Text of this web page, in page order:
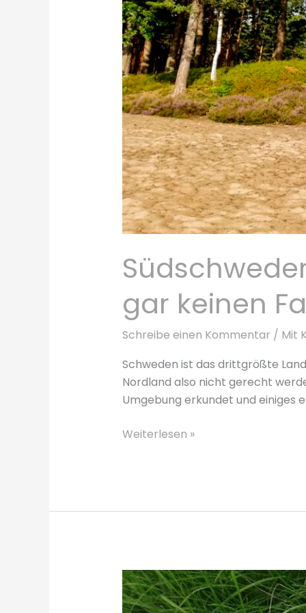
gar keinen
Schreibe einen Kommentar / Mit
Schweden ist das drittgrößte
Nordland also nicht gerecht
Umgebung erkundet und einiges
Südschweden
gar
keinen
Weiterlesen »